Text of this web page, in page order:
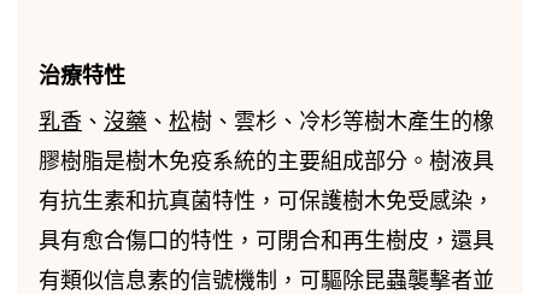
治療特性
乳香 、 沒藥 、 松樹、雲杉、冷杉等樹木產生的橡
膠樹脂是樹木免疫系統的主要組成部分。樹液具
有抗生素和抗真菌特性，可保護樹木免受感染，
具有愈合傷口的特性，可閉合和再生樹皮，還具
有類似信息素的信號機制，可驅除昆蟲襲擊者並